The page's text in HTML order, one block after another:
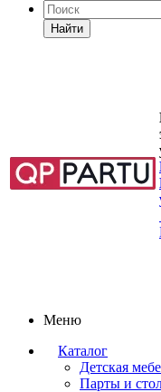
Найти
Меню
Каталог
Детская
Парты и